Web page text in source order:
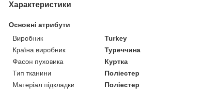
Характеристики
Основні атрибути
Виробник
Turkey
Країна виробник
Туреччина
Фасон пуховика
Куртка
Тип тканини
Поліестер
Матеріал підкладки
Поліестер